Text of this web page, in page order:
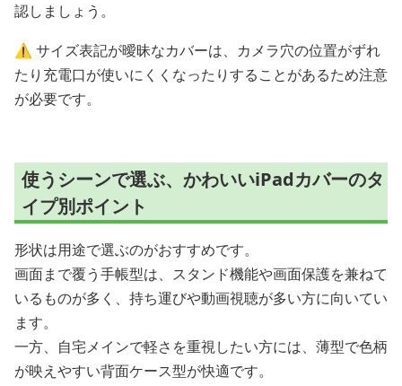
認しましょう。
⚠️ サイズ表記が曖昧なカバーは、カメラ穴の位置がずれ
たり充電口が使いにくくなったりすることがあるため注意
が必要です。
使うシーンで選ぶ、かわいいiPadカバーのタ
イプ別ポイント
形状は用途で選ぶのがおすすめです。
画面まで覆う手帳型は、スタンド機能や画面保護を兼ねて
いるものが多く、持ち運びや動画視聴が多い方に向いてい
ます。
一方、自宅メインで軽さを重視したい方には、薄型で色柄
が映えやすい背面ケース型が快適です。